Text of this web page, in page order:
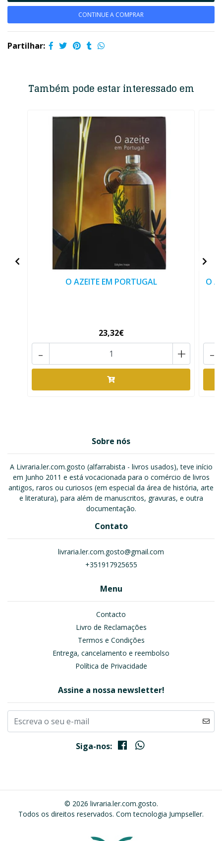
CONTINUE A COMPRAR
Partilhar:
Também pode estar interessado em
O AZEITE EM PORTUGAL
23,32€
+
-
O
-
Sobre nós
A Livraria.ler.com.gosto (alfarrabista - livros usados), teve início
em Junho 2011 e está vocacionada para o comércio de livros
antigos, raros ou curiosos (em especial da área de história, arte
e literatura), para além de manuscritos, gravuras, e outra
documentação.
Contato
livraria.ler.com.gosto@gmail.com
+351917925655
Menu
Contacto
Livro de Reclamações
Termos e Condições
Entrega, cancelamento e reembolso
Política de Privacidade
Assine a nossa newsletter!
Siga-nos:
© 2026 livraria.ler.com.gosto.
Todos os direitos reservados. Com tecnologia Jumpseller.